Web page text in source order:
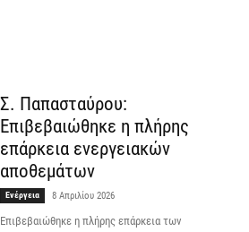
Σ. Παπασταύρου:
Επιβεβαιώθηκε η πλήρης
επάρκεια ενεργειακών
αποθεμάτων
Ενέργεια 8 Απριλίου 2026
Επιβεβαιώθηκε η πλήρης επάρκεια των